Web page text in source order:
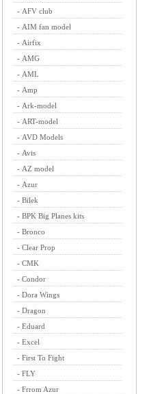
- AFV club
- AIM fan model
- Airfix
- AMG
- AML
- Amp
- Ark-model
- ART-model
- AVD Models
- Avis
- AZ model
- Azur
- Bilek
- BPK Big Planes kits
- Bronco
- Clear Prop
- CMK
- Condor
- Dora Wings
- Dragon
- Eduard
- Excel
- First To Fight
- FLY
- Frrom Azur